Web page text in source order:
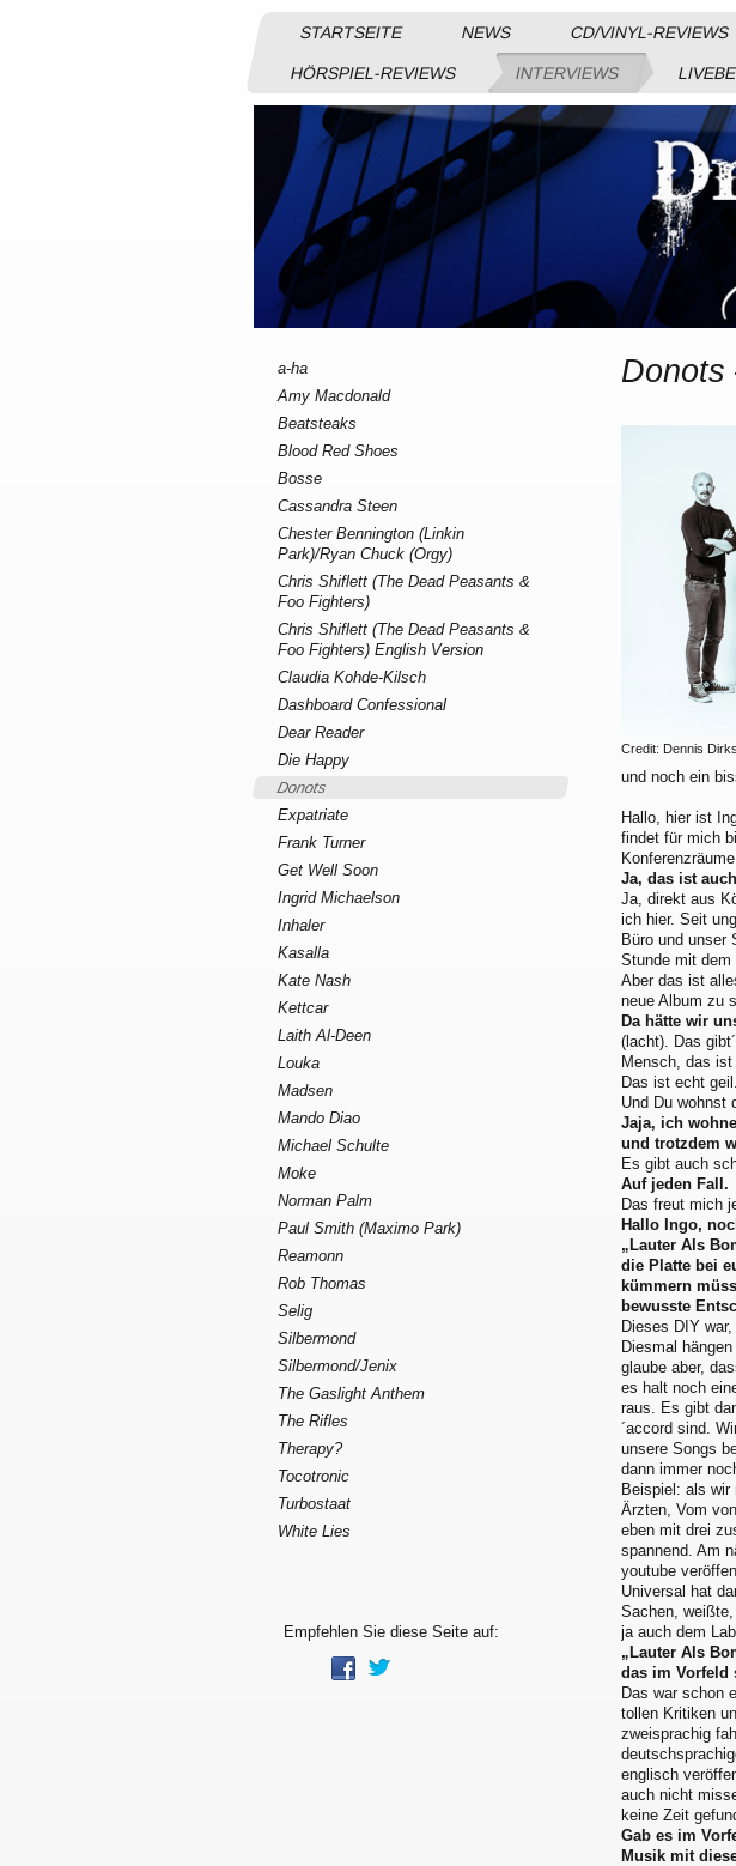
STARTSEITE NEWS CD/VINYL-REVIEWS
HÖRSPIEL-REVIEWS INTERVIEWS
Donots
Credit: Dennis
und noch ein
Hallo, hier ist
findet für mich
Ja, das ist
Ja, direkt aus
ich hier. Seit
Büro und unser
Stunde mit dem
Aber das ist
neue Album zu
Da hätte wir
(lacht). Das
Mensch, das
Das ist echt geil.
Und Du wohnst
Jaja, ich
und trotzdem
Es gibt auch
Auf jeden Fall.
Das freut mich
Hallo Ingo,
„Lauter Als
die Platte bei
kümmern
bewusste
Dieses DIY
Diesmal
glaube aber,
es halt noch
raus. Es gibt
´accord sind.
unsere Songs
dann immer
Beispiel: als wir
Ärzten, Vom
eben mit drei
spannend. Am
youtube
Universal hat
Sachen,
ja auch dem
„Lauter Als
das im Vorfeld
Das war schon
tollen Kritiken
zweisprachig
englisch
auch nicht
keine Zeit
Gab es im
Musik mit
a-ha
Amy Macdonald
Beatsteaks
Blood Red Shoes
Bosse
Cassandra Steen
Chester Bennington (Linkin
Park)/Ryan Chuck (Orgy)
Chris Shiflett (The Dead Peasants &
Foo Fighters)
Chris Shiflett (The Dead Peasants &
Foo Fighters) English Version
Claudia Kohde-Kilsch
Dashboard Confessional
Dear Reader
Die Happy
Donots
Expatriate
Frank Turner
Get Well Soon
Ingrid Michaelson
Inhaler
Kasalla
Kate Nash
Kettcar
Laith Al-Deen
Louka
Madsen
Mando Diao
Michael Schulte
Moke
Norman Palm
Paul Smith (Maximo Park)
Reamonn
Rob Thomas
Selig
Silbermond
Silbermond/Jenix
The Gaslight Anthem
The Rifles
Therapy?
Tocotronic
Turbostaat
White Lies
Empfehlen Sie diese Seite auf: